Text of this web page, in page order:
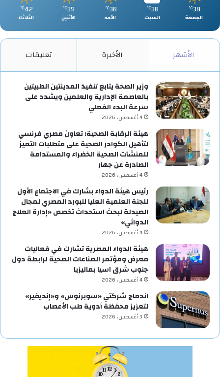
38
℃
الجمعة
38
℃
السبت
38
℃
الأحد
39
℃
الأثنين
42
℃
الثلاثاء
الأشهر الأخيرة تعليقات
وزير الصحة يتابع تنفيذ المدينتين الطبيتين
بالعاصمة الإدارية والعلمين ويشدد على
سرعة البدء الفعلي
4 أغسطس، 2026
هيئة الرقابة الصحية: تعاون مصري فرنسي
لتأهيل الكوادر الصحية على متطلبات التميز
للمنشآت الصحية الخضراء والمستدامة
الصادرة عن جهار
4 أغسطس، 2026
رئيس هيئة الدواء بشارك في الاجتماع الأول
للجنة العلمية العليا للبورد المصري لمجال
الصيدلة لبحث استحداث تخصص «إدارة العلاج
الدوائي»
4 أغسطس، 2026
هيئة الدواء المصرية تشارك في فعاليات
معرض ومؤتمر الصناعات الصحية لرابطة دول
جنوب شرق آسيا بماليزيا
4 أغسطس، 2026
اندماج شركتي «سوبرنوس» و«إنديفير»
لتعزيز محفظة أدوية طب الأعصاب
3 أغسطس، 2026